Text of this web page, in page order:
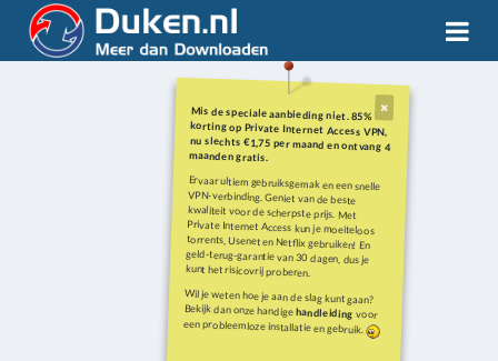
Mis de speciale aanbieding niet. 85%
korting op Private Internet Access VPN,
nu slechts €1,75 per maand en ontvang 4
maanden gratis.
Ervaar ultiem gebruiksgemak en een snelle
VPN-verbinding. Geniet van de beste
kwaliteit voor de scherpste prijs. Met
Private Internet Access kun je moeiteloos
torrents, Usenet en Netflix gebruiken! En
geld-terug-garantie van 30 dagen, dus je
kunt het risicovrij proberen.
Wil je weten hoe je aan de slag kunt gaan?
Bekijk dan onze handigehandleiding voor
een probleemloze installatie en gebruik.